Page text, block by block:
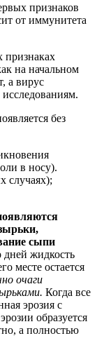
признаков
от иммунитета
признаках
на начальном
а вирус
исследованиям.
без
в носу).
случаях);
сыпи
дней жидкость
месте остается
очаги
Когда все
эрозия с
образуется
а полностью